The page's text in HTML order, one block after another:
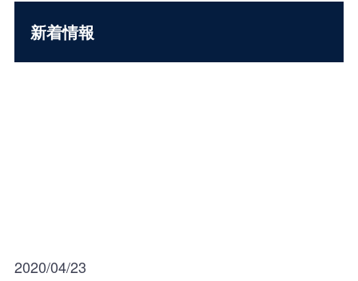
新着情報
2020/04/23